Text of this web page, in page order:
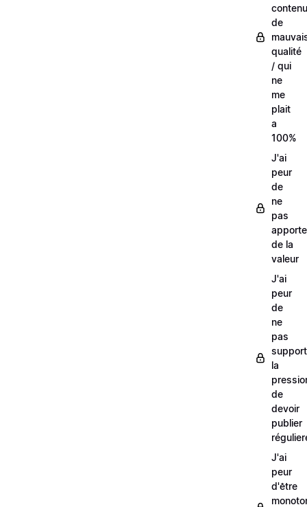
contenu
de
qualité
/ qui
ne
me
plait
a
100%
J'ai
peur
de
ne
pas
de la
valeur
J'ai
peur
de
ne
pas
la
de
devoir
publier
J'ai
peur
d'être